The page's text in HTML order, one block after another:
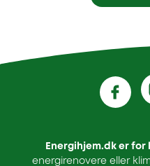
Energihjem.dk er for
energirenovere eller